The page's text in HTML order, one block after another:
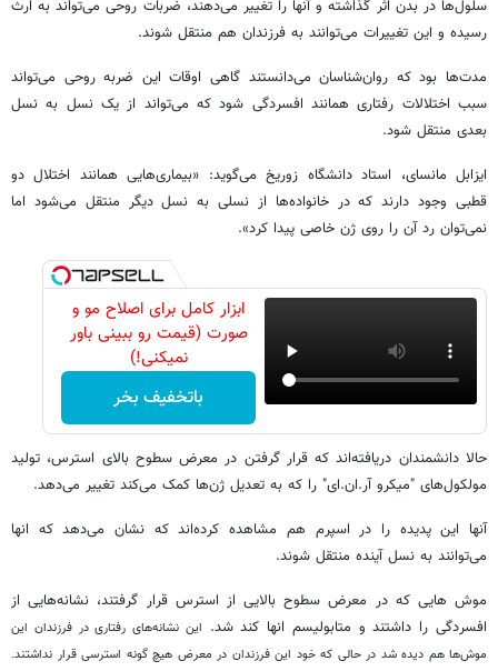
سلول‌ها در بدن اثر گذاشته و آن‎ها را تغییر می‌دهند، ضربات روحی می‌تواند به ارث
رسیده و این تغییرات می‌توانند به فرزندان هم منتقل شوند.
مدت‌ها بود که روان‌شناسان می‌دانستند گاهی اوقات این ضربه روحی می‌تواند
سبب اختلالات رفتاری همانند افسردگی شود که می‌تواند از یک نسل به نسل
بعدی منتقل شود.
ایزابل مانسای، استاد دانشگاه زوریخ می‌گوید: «بیماری‌هایی همانند اختلال دو
قطبی وجود دارند که در خانواده‌ها از نسلی به نسل دیگر منتقل می‌شود اما
نمی‌توان رد آن را روی ژن خاصی پیدا کرد».
ابزار کامل برای اصلاح مو و
صورت (قیمت رو ببینی باور
نمیکنی!)
باتخفیف بخر
حالا دانشمندان دریافته‌اند که قرار گرفتن در معرض سطوح بالای استرس، تولید
مولکول‌های "میکرو آر.ان.ای" را که به تعدیل ژن‌ها کمک می‌کند تغییر می‌دهد.
آنها این پدیده را در اسپرم هم مشاهده کرده‌اند که نشان می‌دهد که انها
می‌توانند به نسل آینده منتقل شوند.
موش هایی که در معرض سطوح بالایی از استرس قرار گرفتند، نشانه‌هایی از
افسردگی را داشتند و متابولیسم انها کند شد. این نشانه‌های رفتاری در فرزندان این
موش‌ها هم دیده شد در حالی که خود این فرزندان در معرض هیچ گونه استرسی قرار نداشتند.